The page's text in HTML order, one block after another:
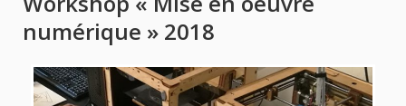
numérique » 2018